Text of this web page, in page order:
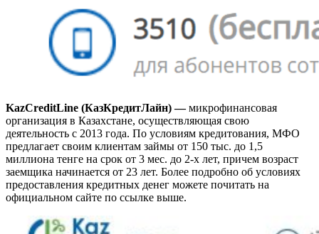
KazCreditLine (КазКредитЛайн) —микрофинансовая
организация в Казахстане, осуществляющая свою
деятельность с 2013 года. По условиям кредитования, МФО
предлагает своим клиентам займы от 150 тыс. до 1,5
миллиона тенге на срок от 3 мес. до 2-х лет, причем возраст
заемщика начинается от 23 лет. Более подробно об условиях
предоставления кредитных денег можете почитать на
официальном сайте по ссылке выше.